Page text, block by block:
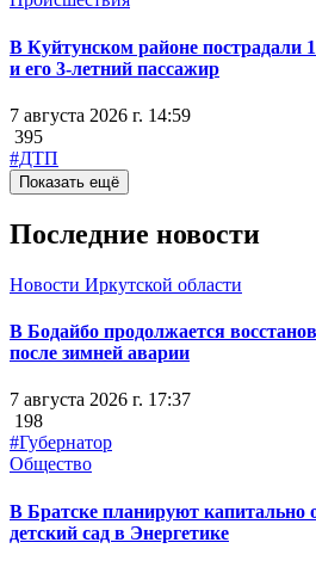
В Куйтунском районе пострадали
и его 3-летний пассажир
7 августа 2026 г. 14:59
395
#ДТП
Показать ещё
Последние новости
Новости Иркутской области
В Бодайбо продолжается
после зимней аварии
7 августа 2026 г. 17:37
198
#Губернатор
Общество
В Братске планируют капитально
детский сад в Энергетике